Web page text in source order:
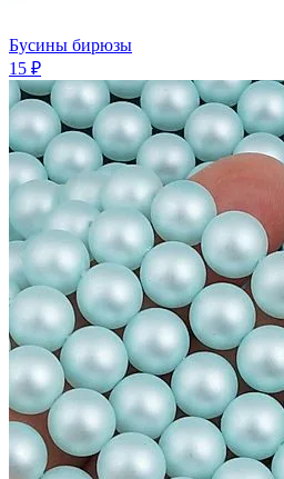
Бусины бирюзы
15 ₽